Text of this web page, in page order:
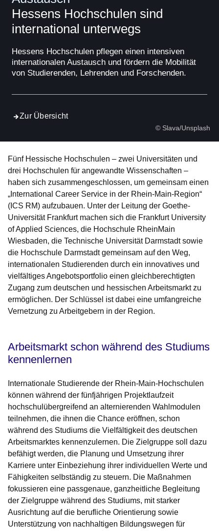
© Slava/Unsplash
Hessens Hochschulen sind
international unterwegs
Hessens Hochschulen pflegen einen intensiven
internationalen Austausch und fördern die Mobilität
von Studierenden, Lehrenden und Forschenden.
Zur Übersicht
Fünf Hessische Hochschulen – zwei Universitäten und
drei Hochschulen für angewandte Wissenschaften –
haben sich zusammengeschlossen, um gemeinsam einen
„International Career Service in der Rhein-Main-Region“
(ICS RM) aufzubauen. Unter der Leitung der Goethe-
Universität Frankfurt machen sich die Frankfurt University
of Applied Sciences, die Hochschule RheinMain
Wiesbaden, die Technische Universität Darmstadt sowie
die Hochschule Darmstadt gemeinsam auf den Weg,
internationalen Studierenden durch ein innovatives und
vielfältiges Angebotsportfolio einen gleichberechtigten
Zugang zum deutschen und hessischen Arbeitsmarkt zu
ermöglichen. Der Schlüssel ist dabei eine umfangreiche
Vernetzung zu Arbeitgebern in der Region.
Arbeitsmarkt schon während des Studiums
kennenlernen
Internationale Studierende der Rhein-Main-Hochschulen
können während der fünfjährigen Projektlaufzeit
hochschulübergreifend an alternierenden Wahlmodulen
teilnehmen, die ihnen die Chance eröffnen, schon
während des Studiums die Vielfältigkeit des deutschen
Arbeitsmarktes kennenzulernen. Die Zielgruppe soll dazu
befähigt werden, die Planung und Umsetzung ihrer
Karriere unter Einbeziehung ihrer individuellen Werte und
Fähigkeiten selbständig zu steuern. Die Maßnahmen
fokussieren eine passgenaue, ganzheitliche Begleitung
der Zielgruppe während des Studiums, mit starker
Ausrichtung auf die berufliche Orientierung sowie
Unterstützung von nachhaltigen Bildungswegen für